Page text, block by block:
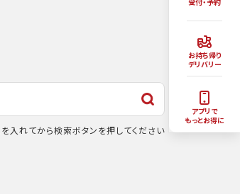
お持ち帰り
デリバリー
アプリで
もっとお得に
入れてから検索ボタンを押してください